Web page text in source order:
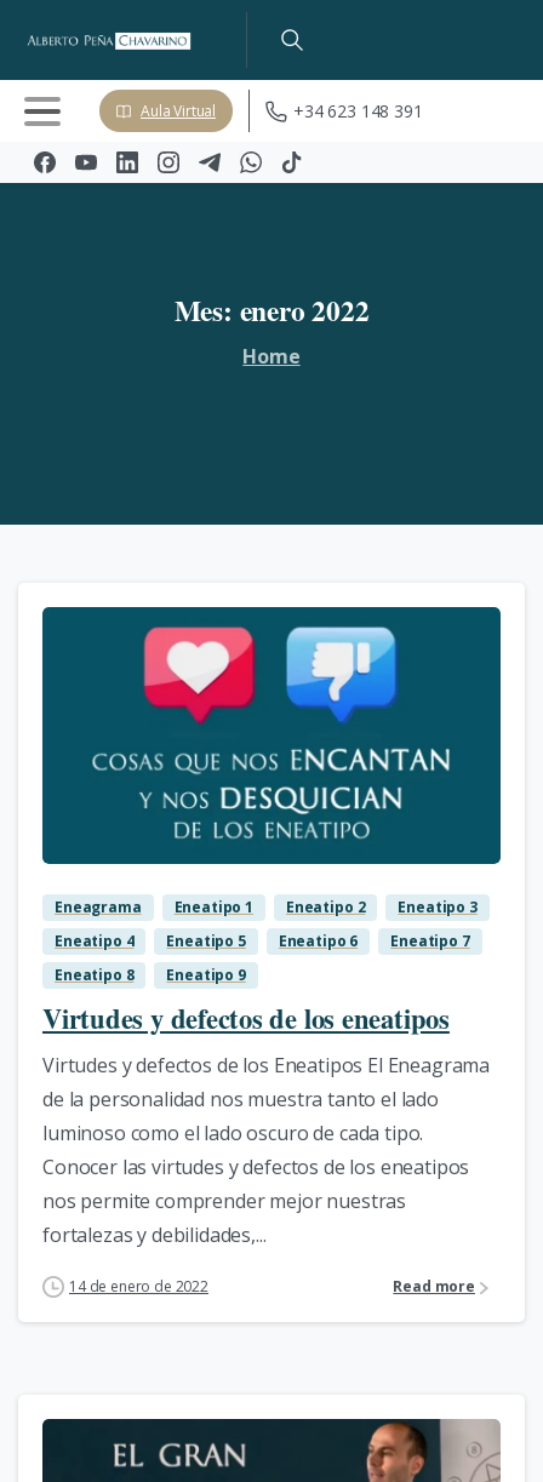
Aula Virtual +34 623 148 391
Mes: enero2022
Home
Eneagrama Eneatipo 1 Eneatipo 2
Eneatipo 3
Eneatipo 4
Eneatipo 5 Eneatipo 6
Eneatipo 7
Eneatipo 8
Eneatipo 9
Virtudes y defectos de los eneatipos
Virtudes y defectos de los Eneatipos El Eneagrama
de la personalidad nos muestra tanto el lado
luminoso como el lado oscuro de cada tipo.
Conocer las virtudes y defectos de los eneatipos
nos permite comprender mejor nuestras
fortalezas y debilidades,...
14 de enero de 2022 Read more